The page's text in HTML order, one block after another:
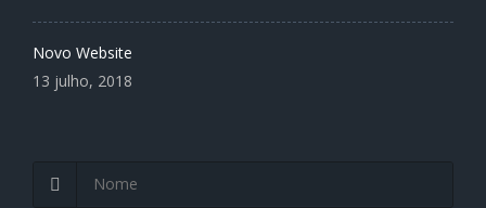
Novo Website
13 julho, 2018